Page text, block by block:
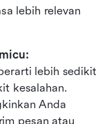
lebih relevan
lebih sedikit
kesalahan.
Anda
pesan atau